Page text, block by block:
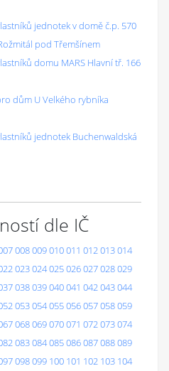
jednotek v domě č.p. 570
pod Třemšínem
domu MARS Hlavní tř. 166
dům U Velkého rybníka
jednotek Buchenwaldská
dle IČ
008009010011 012013014
023024025026027028029
038039040041 042043044
053054055056057058059
068069070071 072073074
083084085086087088089
098099 100 101 102 103 104